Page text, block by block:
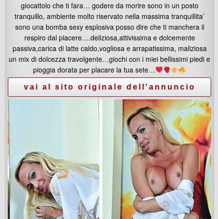
giocattolo che ti fara… godere da morire sono in un posto
tranquillo, ambiente molto riservato nella massima tranquillita’
sono una bomba sexy esplosiva posso dire che ti manchera il
respiro dal piacere….deliziosa,attivissima e dolcemente
passiva,carica di latte caldo,vogliosa e arrapatissima, maliziosa
un mix di dolcezza travolgente…giochi con i miei bellissimi piedi e
pioggia dorata per placare la tua sete…